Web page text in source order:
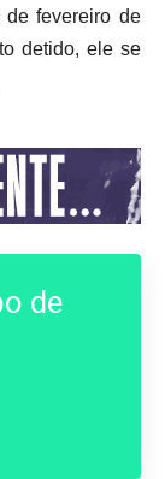
fevereiro de
detido, ele se
de